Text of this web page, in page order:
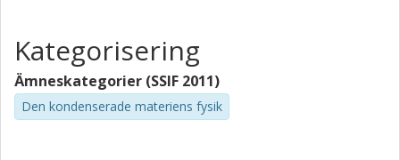
J. Lee
University of Texas
Kategorisering
Ämneskategorier (SSIF 2011)
Den kondenserade materiens fysik